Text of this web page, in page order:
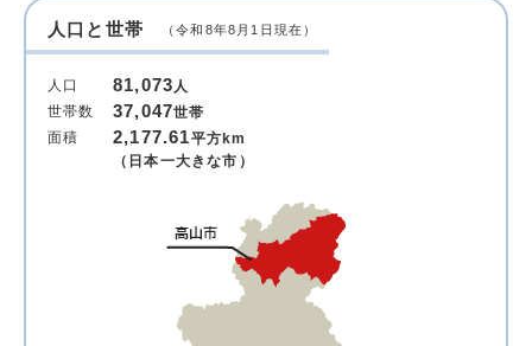
人口と世帯 （令和8年8月1日現在）
人口 81,073人
世帯数
37,047世帯
面積
2,177.61平方km
（日本一大きな市）